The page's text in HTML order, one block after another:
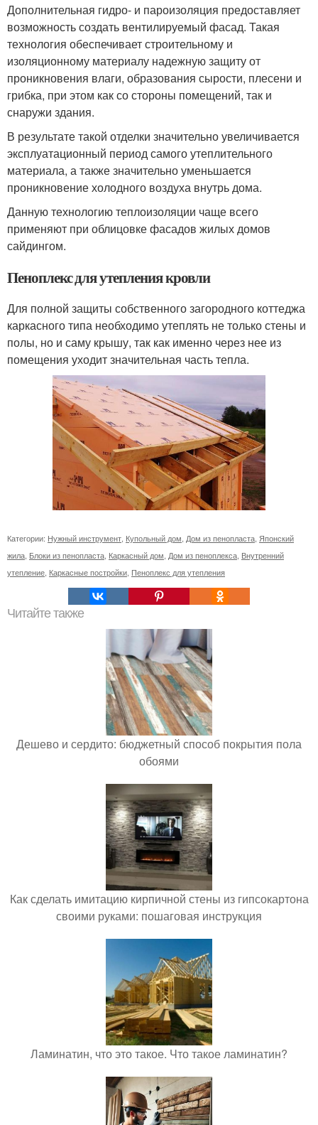
Дополнительная гидро- и пароизоляция предоставляет
возможность создать вентилируемый фасад. Такая
технология обеспечивает строительному и
изоляционному материалу надежную защиту от
проникновения влаги, образования сырости, плесени и
грибка, при этом как со стороны помещений, так и
снаружи здания.
В результате такой отделки значительно увеличивается
эксплуатационный период самого утеплительного
материала, а также значительно уменьшается
проникновение холодного воздуха внутрь дома.
Данную технологию теплоизоляции чаще всего
применяют при облицовке фасадов жилых домов
сайдингом.
Пеноплекс для утепления кровли
Для полной защиты собственного загородного коттеджа
каркасного типа необходимо утеплять не только стены и
полы, но и саму крышу, так как именно через нее из
помещения уходит значительная часть тепла.
Категории: Нужный инструмент Купольный дом Дом из пенопласта Японский
жила Блоки из пенопласта Каркасный дом Дом из пеноплекса Внутренний
утепление Каркасные постройки Пеноплекс для утепления
Читайте также
Дешево и сердито: бюджетный способ покрытия пола
обоями
Как сделать имитацию кирпичной стены из гипсокартона
своими руками: пошаговая инструкция
Ламинатин, что это такое. Что такое ламинатин?